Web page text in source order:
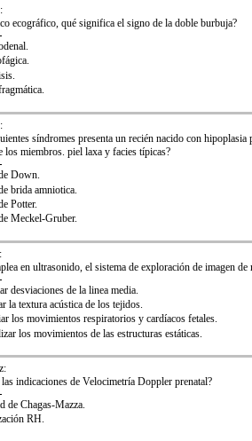
ecográfico, qué significa el signo de la doble burbuja?
síndromes presenta un recién nacido con hipoplasia
los miembros. piel laxa y facies típicas?
Down.
brida amniotica.
Potter.
Meckel-Gruber.
en ultrasonido, el sistema de exploración de imagen
desviaciones de la linea media.
la textura acústica de los tejidos.
los movimientos respiratorios y cardíacos fetales.
los movimientos de las estructuras estáticas.
las indicaciones de Velocimetría Doppler prenatal?
de Chagas-Mazza.
RH.